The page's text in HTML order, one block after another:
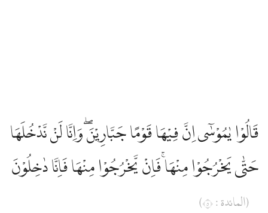
قَالُوْا يٰمُوْسٰٓى اِنَّ فِيْهَا قَوْمًا جَبَّارِيْنَۖ وَاِنَّا لَنْ نَّدْخُلَهَا
حَتّٰى يَخْرُجُوْا مِنْهَاۚ فَاِنْ يَّخْرُجُوْا مِنْهَا فَاِنَّا دٰخِلُوْنَ
(المائدة : ٥)